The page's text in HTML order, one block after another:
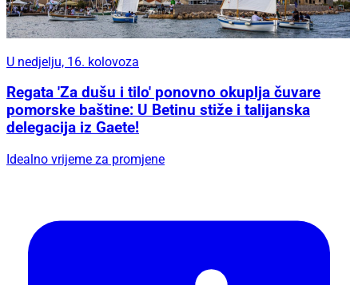
U nedjelju, 16. kolovoza
Regata 'Za dušu i tilo' ponovno okuplja čuvare
pomorske baštine: U Betinu stiže i talijanska
delegacija iz Gaete!
Idealno vrijeme za promjene